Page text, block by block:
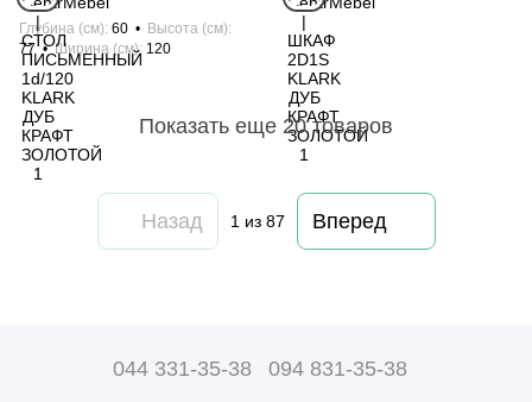
Глубина (см) 60
Высота (см)
77
Ширина (см) 120
Показать еще 20 товаров
Назад 1 из 87 Вперед
044 331-35-38 094 831-35-38